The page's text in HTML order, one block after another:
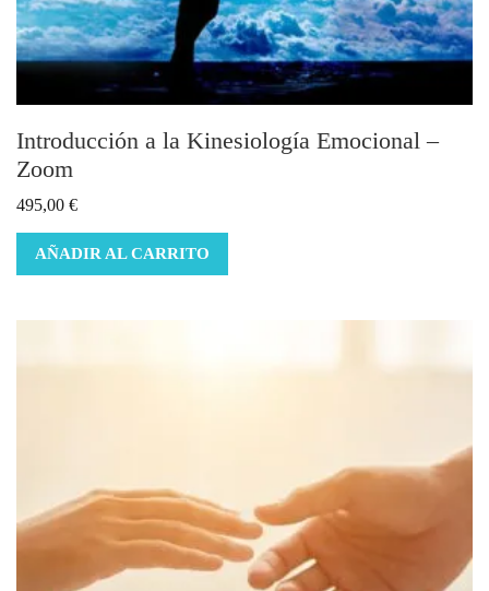
Introducción a la Kinesiología Emocional –
Zoom
495,00 €
AÑADIR AL CARRITO